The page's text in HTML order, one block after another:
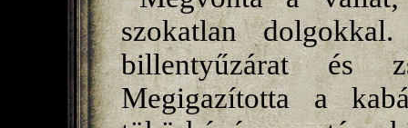
szokatlan
billentyűzárat és
Megigazította a